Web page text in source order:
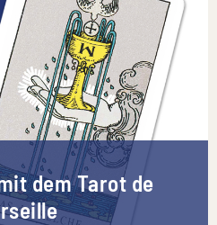
dem Tarot de